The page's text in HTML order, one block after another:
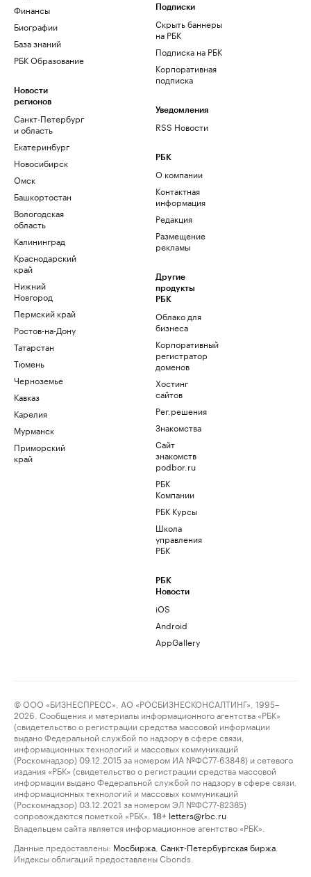
Финансы
Биографии
База знаний
РБК Образование
Новости
регионов
Санкт-Петербург
и область
Екатеринбург
Новосибирск
Омск
Башкортостан
Вологодская
область
Калининград
Краснодарский
край
Нижний
Новгород
Пермский край
Ростов-на-Дону
Татарстан
Тюмень
Черноземье
Кавказ
Карелия
Мурманск
Приморский
край
Подписки
Скрыть баннеры
на РБК
Подписка на РБК
Корпоративная
подписка
Уведомления
RSS Новости
РБК
О компании
Контактная
информация
Редакция
Размещение
рекламы
Другие
продукты
РБК
Облако для
бизнеса
Корпоративный
регистратор
доменов
Хостинг
сайтов
Рег.решения
Знакомства
Сайт
знакомств
podbor.ru
РБК
Компании
РБК Курсы
Школа
управления
РБК
РБК
Новости
iOS
Android
AppGallery
© ООО «БИЗНЕСПРЕСС», АО «РОСБИЗНЕСКОНСАЛТИНГ», 1995–
2026. Сообщения и материалы информационного агентства «РБК»
(свидетельство о регистрации средства массовой информации
выдано Федеральной службой по надзору в сфере связи,
информационных технологий и массовых коммуникаций
(Роскомнадзор) 09.12.2015 за номером ИА №ФС77-63848) и сетевого
издания «РБК» (свидетельство о регистрации средства массовой
информации выдано Федеральной службой по надзору в сфере связи,
информационных технологий и массовых коммуникаций
(Роскомнадзор) 03.12.2021 за номером ЭЛ №ФС77-82385)
сопровождаются пометкой «РБК».
18+ letters@rbc.ru
Владельцем сайта является информационное агентство «РБК».
Данные предоставлены: Мосбиржа Санкт-Петербургская биржа
Индексы облигаций предоставлены Cbonds.